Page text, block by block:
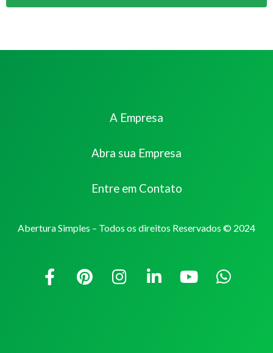
A Empresa
Abra sua Empresa
Entre em Contato
Abertura Simples – Todos os direitos Reservados © 2024